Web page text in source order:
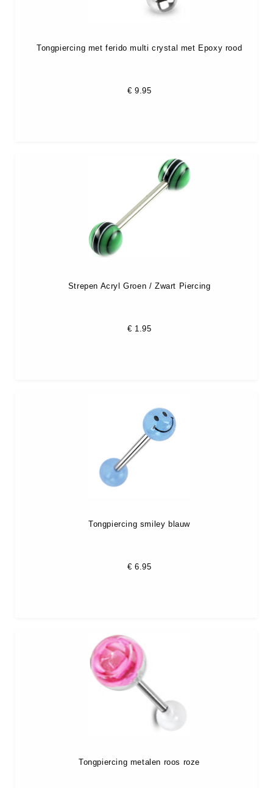
Tongpiercing met ferido multi crystal met Epoxy rood
€ 9.95
Strepen Acryl Groen / Zwart Piercing
€ 1.95
Tongpiercing smiley blauw
€ 6.95
Tongpiercing metalen roos roze